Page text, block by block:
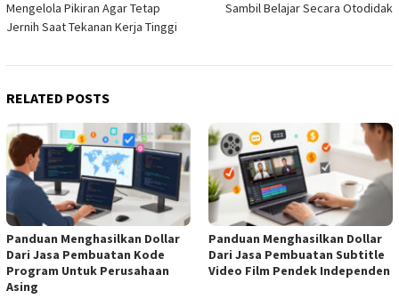
Mengelola Pikiran Agar Tetap
Jernih Saat Tekanan Kerja Tinggi
Sambil Belajar Secara Otodidak
RELATED POSTS
Panduan Menghasilkan Dollar
Dari Jasa Pembuatan Kode
Program Untuk Perusahaan
Asing
Panduan Menghasilkan Dollar
Dari Jasa Pembuatan Subtitle
Video Film Pendek Independen